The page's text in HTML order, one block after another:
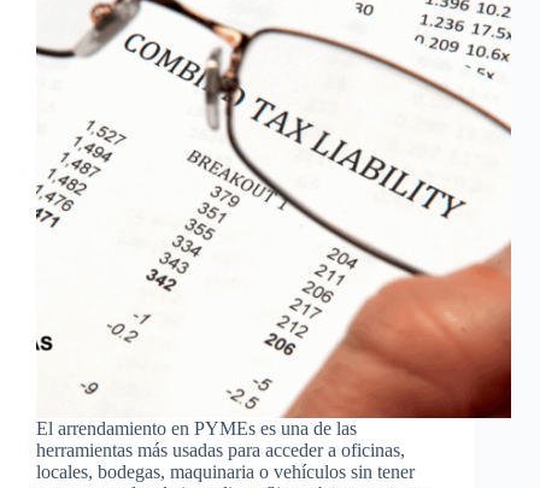
El arrendamiento en PYMEs es una de las
herramientas más usadas para acceder a oficinas,
locales, bodegas, maquinaria o vehículos sin tener